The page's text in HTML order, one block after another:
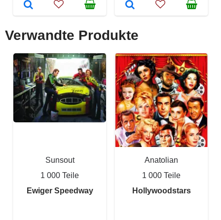
Verwandte Produkte
Sunsout
1 000 Teile
Ewiger Speedway
Anatolian
1 000 Teile
Hollywoodstars